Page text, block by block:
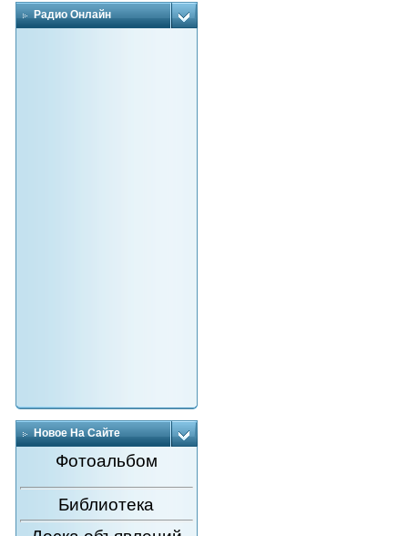
Радио Онлайн
Новое На Сайте
Фотоальбом
Библиотека